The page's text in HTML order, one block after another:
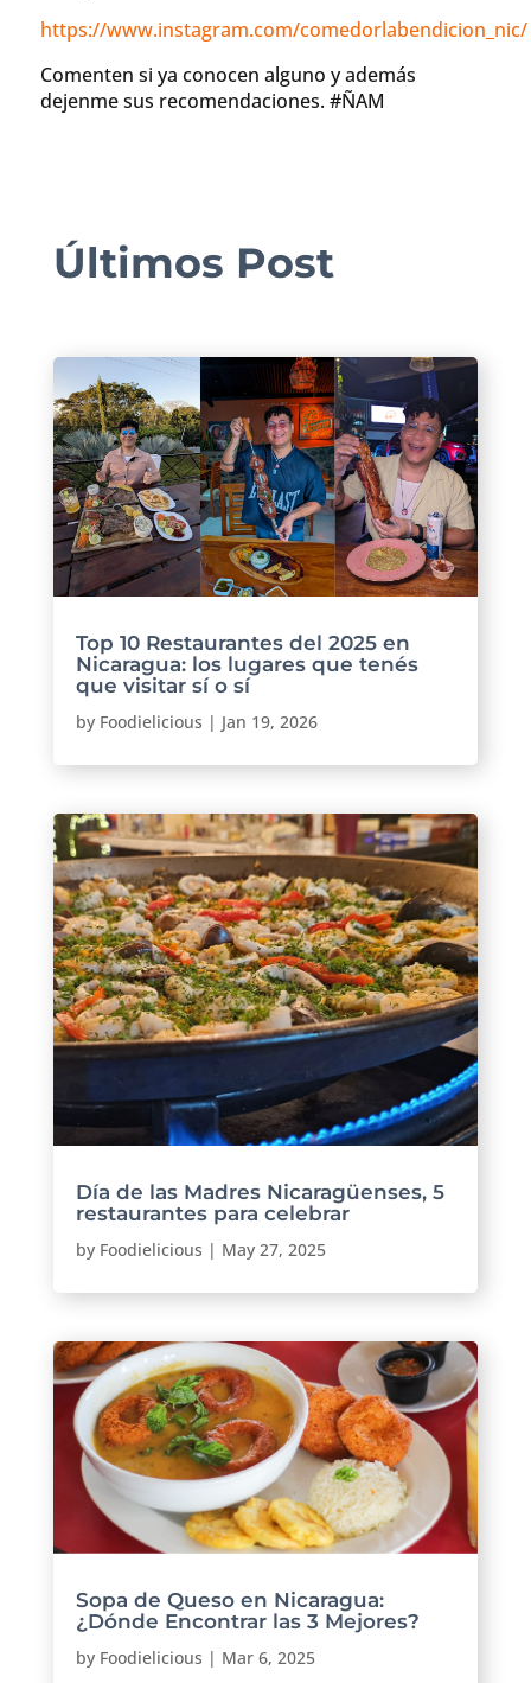
https://www.instagram.com/comedorlabendicion_nic/
Comenten si ya conocen alguno y además
dejenme sus recomendaciones. #ÑAM
Últimos Post
Top 10 Restaurantes del 2025 en
Nicaragua: los lugares que tenés
que visitar sí o sí
by Foodielicious | Jan 19, 2026
Día de las Madres Nicaragüenses, 5
restaurantes para celebrar
by Foodielicious | May 27, 2025
Sopa de Queso en Nicaragua:
¿Dónde Encontrar las 3 Mejores?
by Foodielicious | Mar 6, 2025